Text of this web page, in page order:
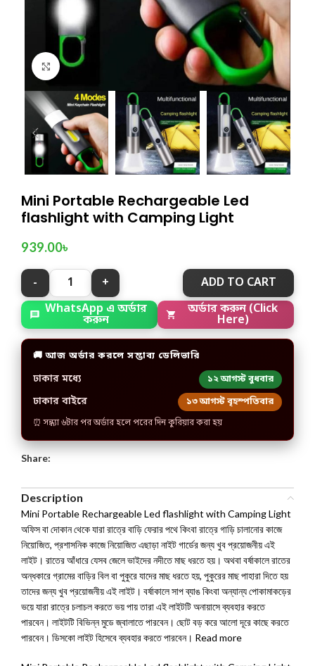
Click to enlarge
Mini Portable Rechargeable Led
flashlight with Camping Light
939.00৳
ADD TO CART
WhatsApp এ অর্ডার
করুন
অর্ডার করুন (Click
Here)
🚚 আজ অর্ডার করলে সম্ভাব্য ডেলিভারি
ঢাকার মধ্যে ১২ আগস্ট বুধবার
ঢাকার বাইরে ১৩ আগস্ট বৃহস্পতিবার
⏰ সন্ধ্যা ৬টার পর অর্ডার হলে পরের দিন কুরিয়ার করা হয়
Share:
Description
Mini Portable Rechargeable Led flashlight with Camping Light
অফিস বা দোকান থেকে যারা রাত্রে বাড়ি ফেরার পথে কিংবা রাত্রে গাড়ি চালানোর কাজে
নিয়োজিত, প্রশাসনিক কাজে নিয়োজিত এছাড়া নাইট গার্ডের জন্য খুব প্রয়োজনীয় এই
লাইট। রাতের আঁধারে যেসব জেলে ভাইদের নদীতে মাছ ধরতে হয়। অথবা বর্ষাকালে রাতের
অন্ধকারে গ্রামের বাড়ির বিল বা পুকুরে যাদের মাছ ধরতে হয়, পুকুরের মাছ পাহারা দিতে হয়
তাদের জন্য খুব প্রয়োজনীয় এই লাইট। বর্ষাকালে সাপ ব্যাঙ কিংবা অন্যান্য পোকামাকড়ের
ভয়ে যারা রাত্রে চলাচল করতে ভয় পায় তারা এই লাইটটি অনায়াসে ব্যবহার করতে
পারবেন। লাইটটি বিভিন্ন মুডে জ্বালাতে পারবেন। ছোট বড় করে আলো দূরে কাছে করতে
পারবেন। ডিসকো লাইট হিসেবে ব্যবহার করতে পারবেন। Read more